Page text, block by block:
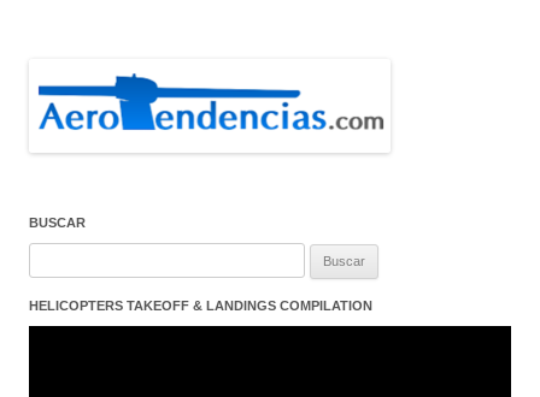
BUSCAR
HELICOPTERS TAKEOFF & LANDINGS COMPILATION